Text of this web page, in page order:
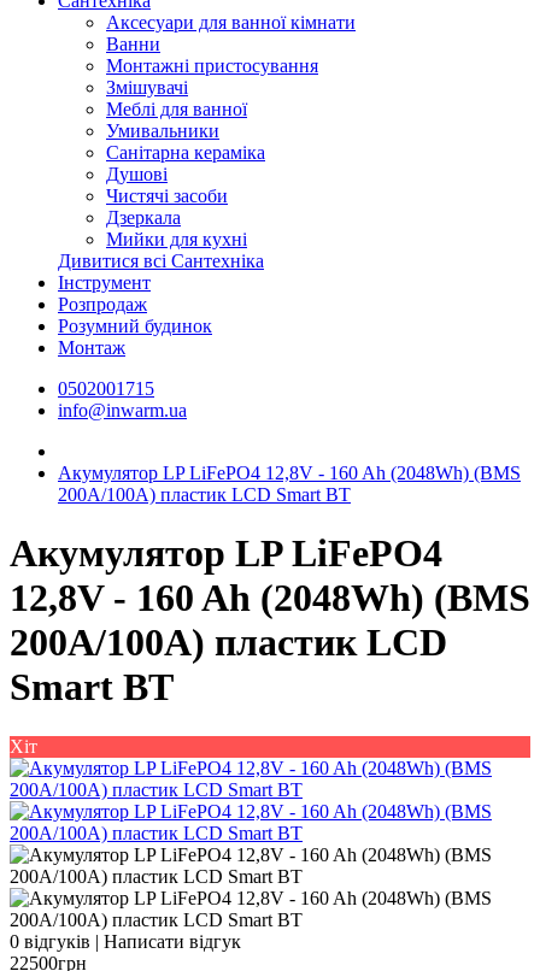
Аксесуари для ванної кімнати
Ванни
Монтажні пристосування
Змішувачі
Меблі для ванної
Умивальники
Санітарна кераміка
Душові
Чистячі засоби
Дзеркала
Мийки для кухні
Дивитися всі Сантехніка
Інструмент
Розпродаж
Розумний будинок
Монтаж
0502001715
info@inwarm.ua
Акумулятор LP LiFePO4 12,8V - 160 Ah (2048Wh) (BMS
200A/100А) пластик LCD Smart BT
Акумулятор LP LiFePO4
12,8V - 160 Ah (2048Wh) (BMS
200A/100А) пластик LCD
Smart BT
Хіт
0 відгуків | Написати відгук
22500грн